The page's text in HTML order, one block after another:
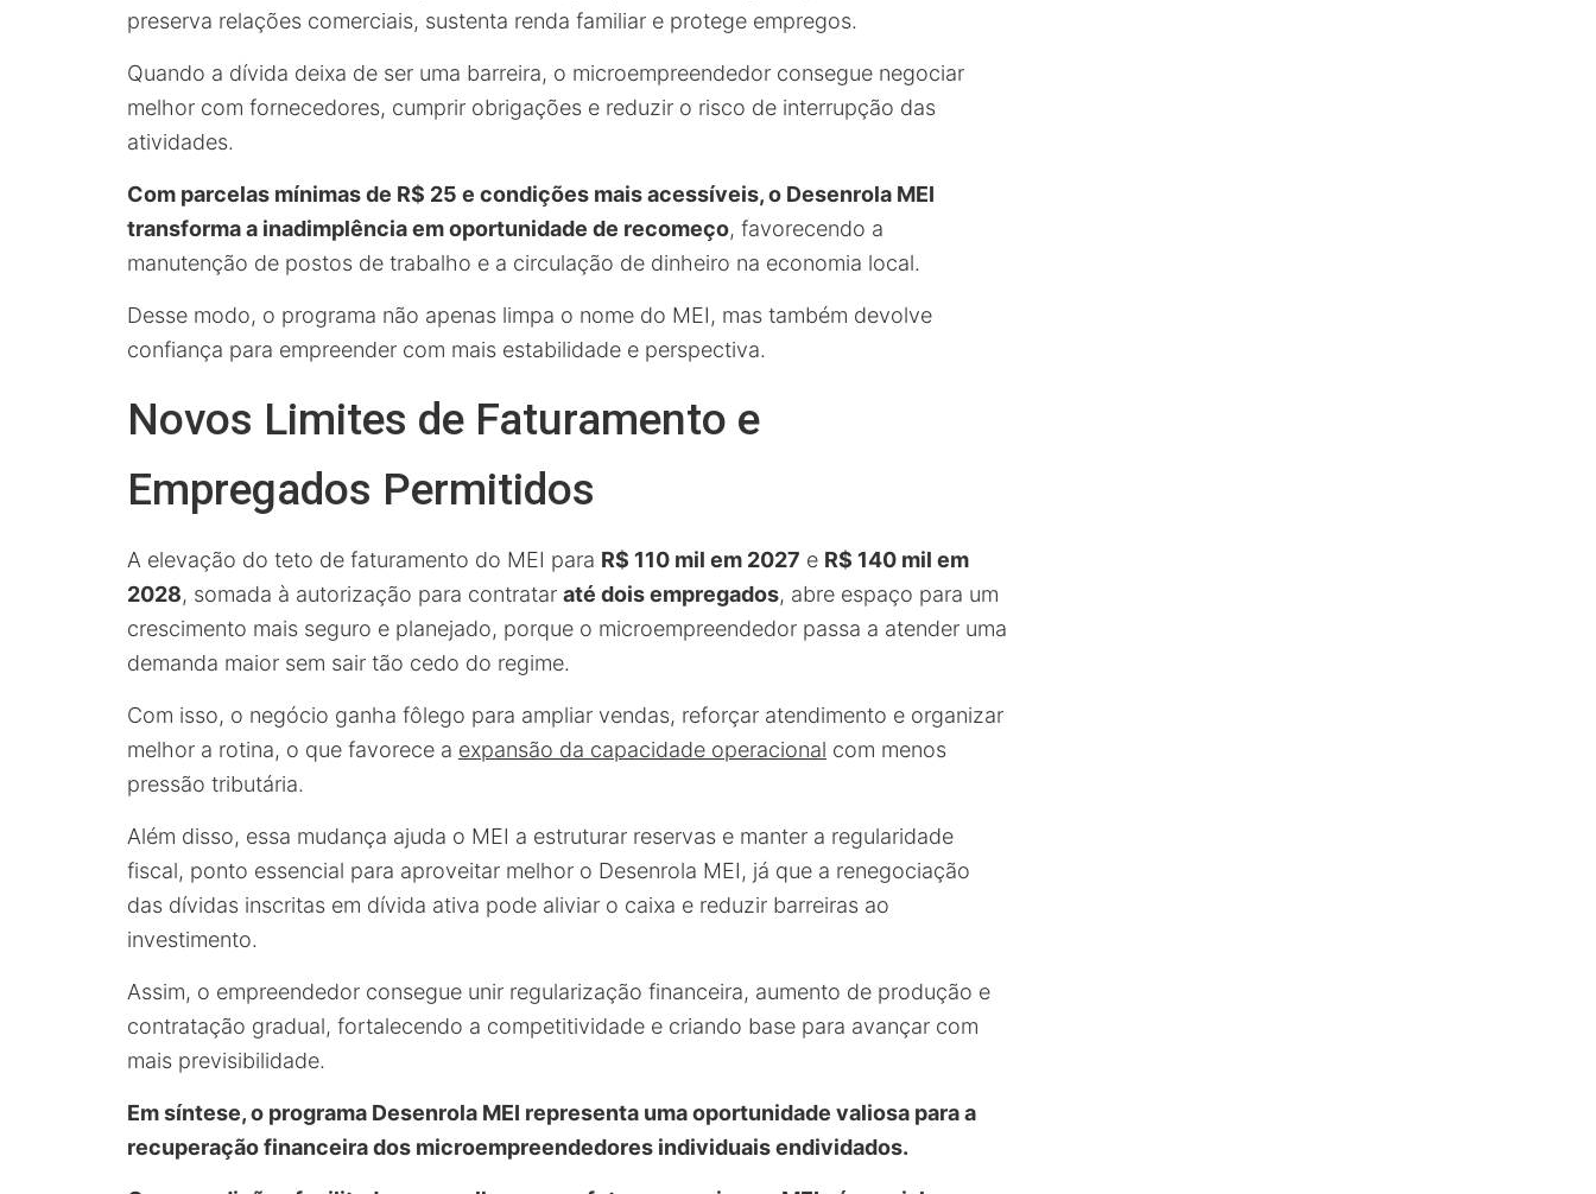
preserva relações comerciais, sustenta renda familiar e protege empregos.
Quando a dívida deixa de ser uma barreira, o microempreendedor consegue negociar
melhor com fornecedores, cumprir obrigações e reduzir o risco de interrupção das
atividades.
Com parcelas mínimas de R$ 25 e condições mais acessíveis, o Desenrola MEI
transforma a inadimplência em oportunidade de recomeço, favorecendo a
manutenção de postos de trabalho e a circulação de dinheiro na economia local.
Desse modo, o programa não apenas limpa o nome do MEI, mas também devolve
confiança para empreender com mais estabilidade e perspectiva.
Novos Limites de Faturamento e
Empregados Permitidos
A elevação do teto de faturamento do MEI para R$ 110 mil em 2027 e R$ 140 mil em
2028, somada à autorização para contratar até dois empregados, abre espaço para um
crescimento mais seguro e planejado, porque o microempreendedor passa a atender uma
demanda maior sem sair tão cedo do regime.
Com isso, o negócio ganha fôlego para ampliar vendas, reforçar atendimento e organizar
melhor a rotina, o que favorece a expansão da capacidade operacional com menos
pressão tributária.
Além disso, essa mudança ajuda o MEI a estruturar reservas e manter a regularidade
fiscal, ponto essencial para aproveitar melhor o Desenrola MEI, já que a renegociação
das dívidas inscritas em dívida ativa pode aliviar o caixa e reduzir barreiras ao
investimento.
Assim, o empreendedor consegue unir regularização financeira, aumento de produção e
contratação gradual, fortalecendo a competitividade e criando base para avançar com
mais previsibilidade.
Em síntese, o programa Desenrola MEI representa uma oportunidade valiosa para a
recuperação financeira dos microempreendedores individuais endividados.